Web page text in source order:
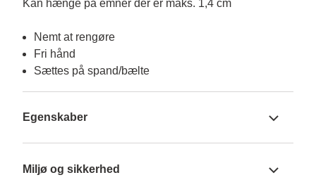
Nemt at rengøre
Fri hånd
Sættes på spand/bælte
Egenskaber
Miljø og sikkerhed